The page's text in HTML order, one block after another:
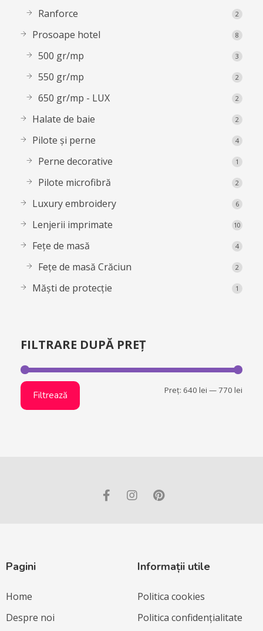
Ranforce 2
Prosoape hotel 8
500 gr/mp 3
550 gr/mp 2
650 gr/mp - LUX 2
Halate de baie 2
Pilote și perne 4
Perne decorative 1
Pilote microfibră 2
Luxury embroidery 6
Lenjerii imprimate 10
Fețe de masă 4
Fețe de masă Crăciun 2
Măști de protecție 1
FILTRARE DUPĂ PREȚ
Filtrează Preț: 640 lei —770 lei
Pagini
Home
Despre noi
Informații utile
Politica cookies
Politica confidențialitate